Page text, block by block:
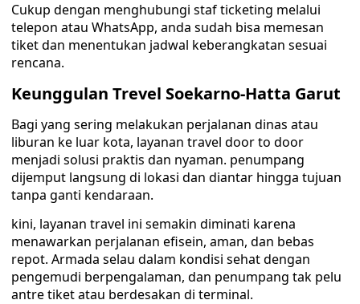
Cukup dengan menghubungi staf ticketing melalui
telepon atau WhatsApp, anda sudah bisa memesan
tiket dan menentukan jadwal keberangkatan sesuai
rencana.
Keunggulan Trevel Soekarno-Hatta Garut
Bagi yang sering melakukan perjalanan dinas atau
liburan ke luar kota, layanan travel door to door
menjadi solusi praktis dan nyaman. penumpang
dijemput langsung di lokasi dan diantar hingga tujuan
tanpa ganti kendaraan.
kini, layanan travel ini semakin diminati karena
menawarkan perjalanan efisein, aman, dan bebas
repot. Armada selau dalam kondisi sehat dengan
pengemudi berpengalaman, dan penumpang tak pelu
antre tiket atau berdesakan di terminal.